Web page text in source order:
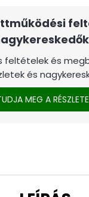
feltételek és
és
MEG A